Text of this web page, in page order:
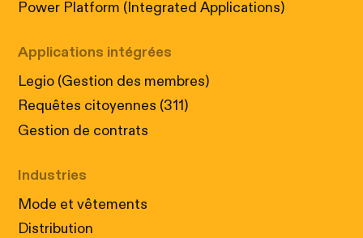
Power Platform (Integrated Applications)
Applications intégrées
Legio (Gestion des membres)
Requêtes citoyennes (311)
Gestion de contrats
Industries
Mode et vêtements
Distribution